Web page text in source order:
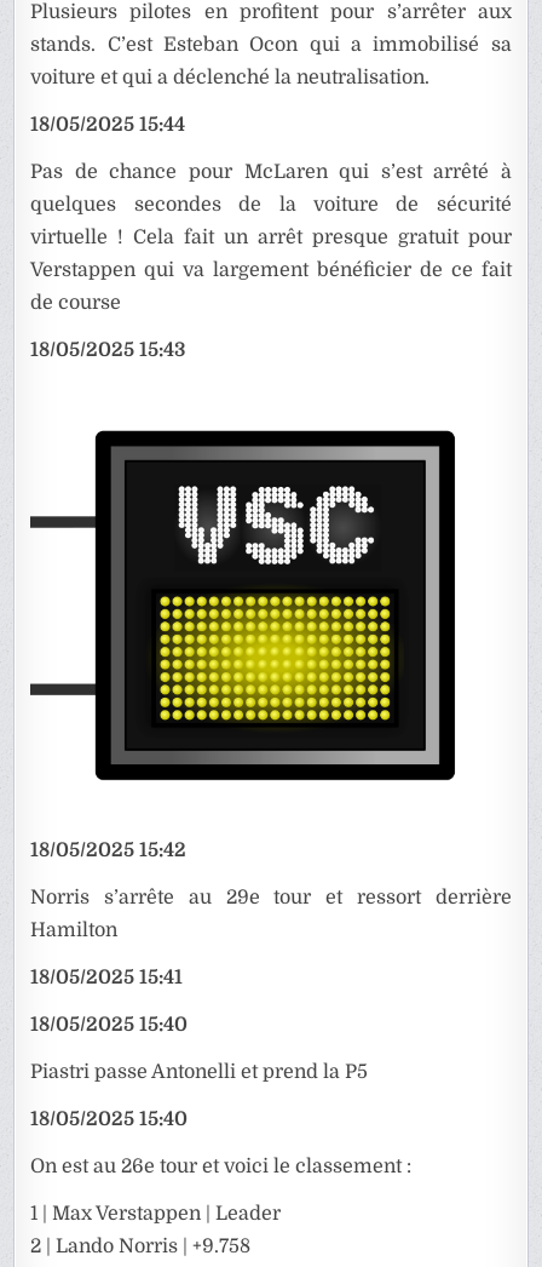
Plusieurs pilotes en profitent pour s’arrêter aux
stands. C’est Esteban Ocon qui a immobilisé sa
voiture et qui a déclenché la neutralisation.
18/05/2025 15:44
Pas de chance pour McLaren qui s’est arrêté à
quelques secondes de la voiture de sécurité
virtuelle ! Cela fait un arrêt presque gratuit pour
Verstappen qui va largement bénéficier de ce fait
de course
18/05/2025 15:43
18/05/2025 15:42
Norris s’arrête au 29e tour et ressort derrière
Hamilton
18/05/2025 15:41
18/05/2025 15:40
Piastri passe Antonelli et prend la P5
18/05/2025 15:40
On est au 26e tour et voici le classement :
1 | Max Verstappen | Leader
2 | Lando Norris | +9.758